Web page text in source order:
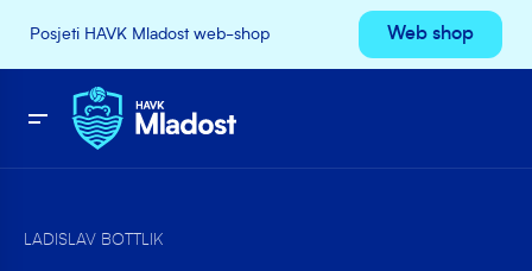
Posjeti HAVK Mladost web-shop Web shop
LADISLAV BOTTLIK